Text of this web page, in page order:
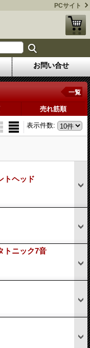
PCサイト
お問い合せ
一覧
売れ筋順
表示件数:
トヘッド
タトニック7音